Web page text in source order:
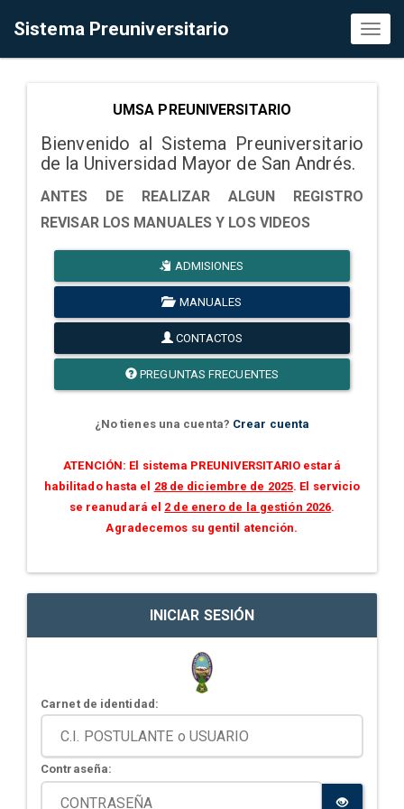
Sistema Preuniversitario
UMSA PREUNIVERSITARIO
Bienvenido al Sistema Preuniversitario
de la Universidad Mayor de San Andrés.
ANTES DE REALIZAR ALGUN REGISTRO
REVISAR LOS MANUALES Y LOS VIDEOS
ADMISIONES
MANUALES
CONTACTOS
PREGUNTAS FRECUENTES
¿No tienes una cuenta? Crear cuenta
ATENCIÓN: El sistema PREUNIVERSITARIO estará
habilitado hasta el 28 de diciembre de 2025. El servicio
se reanudará el 2 de enero de la gestión 2026.
Agradecemos su gentil atención.
INICIAR SESIÓN
Carnet de identidad:
Contraseña: